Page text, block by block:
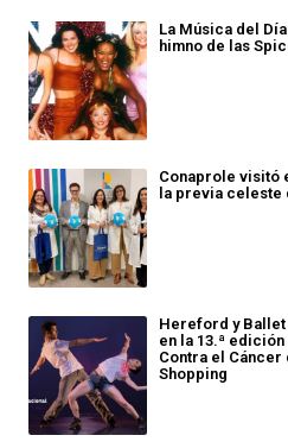
La Música del
himno de las
Conaprole visitó
la previa celeste
Hereford y
en la 13.ª
Contra el
Shopping